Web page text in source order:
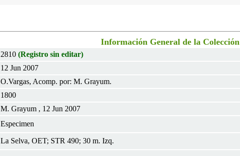
Información General de la Colección
2810 (Registro sin editar)
12 Jun 2007
O.Vargas, Acomp. por: M. Grayum.
1800
M. Grayum , 12 Jun 2007
Especimen
La Selva, OET; STR 490; 30 m. Izq.